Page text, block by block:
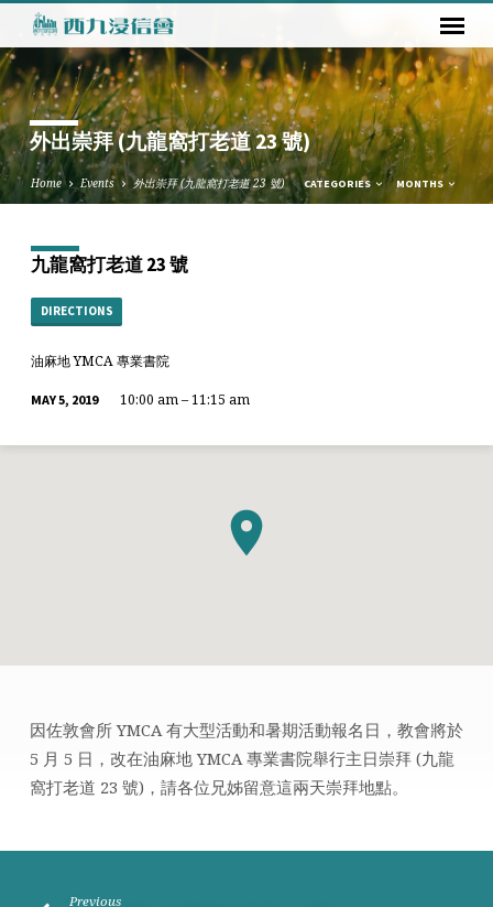
外出崇拜 (九龍窩打老道 23 號)
Home Events 外出崇拜 (九龍窩打老道 23 號) CATEGORIES MONTHS
九龍窩打老道 23 號
DIRECTIONS
油麻地 YMCA 專業書院
MAY 5, 2019 10:00 am – 11:15 am
外
出
崇
(九
因佐敦會所 YMCA 有大型活動和暑期活動報名日，教會將於
5 月 5 日，改在油麻地 YMCA 專業書院舉行主日崇拜 (九龍
窩打老道 23 號)，請各位兄姊留意這兩天崇拜地點。
Previous